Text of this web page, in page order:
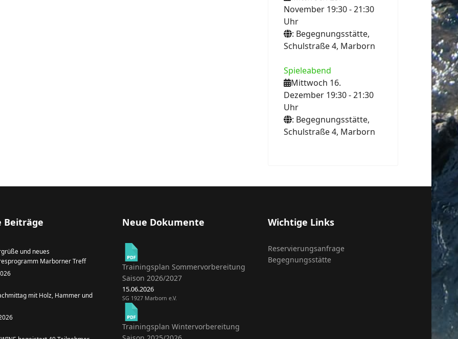
November 19:30- 21:30
Uhr
: Begegnungsstätte,
Schulstraße 4, Marborn
Spieleabend
Mittwoch 16.
Dezember 19:30- 21:30
Uhr
: Begegnungsstätte,
Schulstraße 4, Marborn
Beiträge
und neues
Marborner Treff
mit Holz, Hammer und
Neue Dokumente
Trainingsplan Sommervorbereitung
Saison 2026/2027
15.06.2026
SG 1927 Marborn e.V.
Trainingsplan Wintervorbereitung
Wichtige Links
Reservierungsanfrage
Begegnungsstätte